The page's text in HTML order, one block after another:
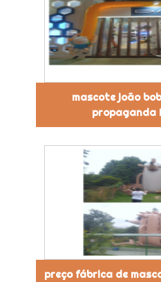
mascote joão
propaganda
preço fábrica de